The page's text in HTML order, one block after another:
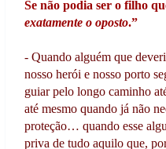
Se não podia ser o filho
exatamente o oposto.”
- Quando alguém que
nosso herói e nosso porto
guiar pelo longo caminho
até mesmo quando já não
proteção… quando esse
priva de tudo aquilo que,